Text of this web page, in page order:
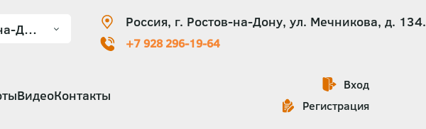
Россия, г. Ростов-на-Дону, ул. Мечникова, д. 134.
+7 928 296-19-64
ВидеоКонтакты
Вход
Регистрация